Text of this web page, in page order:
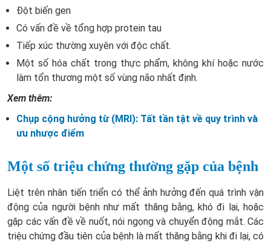
Đột biến gen
Có vấn đề về tổng hợp protein tau
Tiếp xúc thường xuyên với độc chất.
Một số hóa chất trong thực phẩm, không khí hoặc nước
làm tổn thương một số vùng não nhất định.
Xem thêm:
Chụp cộng hưởng từ (MRI): Tất tần tật về quy trình và
ưu nhược điểm
Một số triệu chứng thường gặp của bệnh
Liệt trên nhân tiến triển có thể ảnh hưởng đến quá trình vận
động của người bệnh như mất thăng bằng, khó đi lại, hoặc
gặp các vấn đề về nuốt, nói ngọng và chuyển động mắt. Các
triệu chứng đầu tiên của bệnh là mất thăng bằng khi đi lại, có